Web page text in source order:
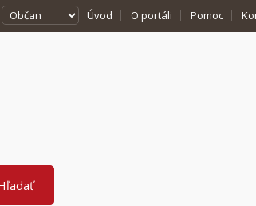
Úvod O portáli Pomoc